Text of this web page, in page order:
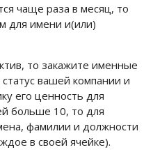
чаще раза в месяц, то
для имени и(или)
то закажите именные
вашей компании и
его ценность для
больше 10, то для
фамилии и должности
в своей ячейке).